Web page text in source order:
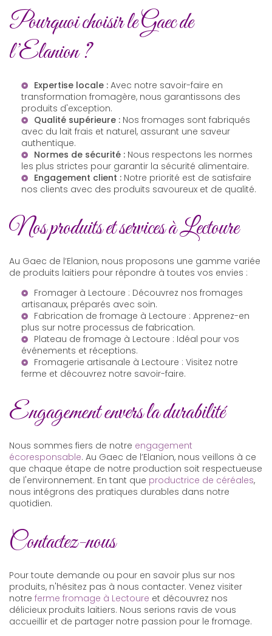
Pourquoi choisir le Gaec de
l’Elanion ?
Expertise locale : Avec notre savoir-faire en
transformation fromagère, nous garantissons des
produits d'exception.
Qualité supérieure : Nos fromages sont fabriqués
avec du lait frais et naturel, assurant une saveur
authentique.
Normes de sécurité : Nous respectons les normes
les plus strictes pour garantir la sécurité alimentaire.
Engagement client : Notre priorité est de satisfaire
nos clients avec des produits savoureux et de qualité.
Nos produits et services à Lectoure
Au Gaec de l’Elanion, nous proposons une gamme variée
de produits laitiers pour répondre à toutes vos envies :
Fromager à Lectoure : Découvrez nos fromages
artisanaux, préparés avec soin.
Fabrication de fromage à Lectoure : Apprenez-en
plus sur notre processus de fabrication.
Plateau de fromage à Lectoure : Idéal pour vos
événements et réceptions.
Fromagerie artisanale à Lectoure : Visitez notre
ferme et découvrez notre savoir-faire.
Engagement envers la durabilité
Nous sommes fiers de notre engagement
écoresponsable. Au Gaec de l’Elanion, nous veillons à ce
que chaque étape de notre production soit respectueuse
de l'environnement. En tant que productrice de céréales,
nous intégrons des pratiques durables dans notre
quotidien.
Contactez-nous
Pour toute demande ou pour en savoir plus sur nos
produits, n'hésitez pas à nous contacter. Venez visiter
notre ferme fromage à Lectoure et découvrez nos
délicieux produits laitiers. Nous serions ravis de vous
accueillir et de partager notre passion pour le fromage.